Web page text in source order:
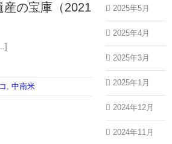
産の宝庫（2021
, 中南米
2025年5月
2025年4月
2025年3月
2025年1月
2024年12月
2024年11月